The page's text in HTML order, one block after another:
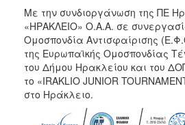
2015
2012
2011
Με την συνδιοργάνωση της ΠΕ
«ΗΡΑΚΛΕΙΟ» Ο.Α.Α. σε
Ομοσπονδία Αντισφαίρισης
της Ευρωπαϊκής Ομοσπονδίας
του Δήμου Ηρακλείου και του
το «IRAKLIO JUNIOR
στο Ηράκλειο.